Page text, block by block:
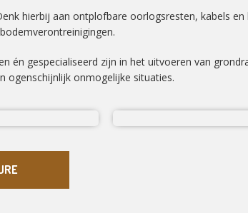
hierbij aan ontplofbare oorlogsresten, kabels en
gespecialiseerd zijn in het uitvoeren van
ogenschijnlijk onmogelijke situaties.